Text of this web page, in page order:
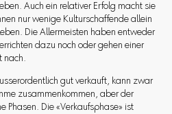
Auch ein relativer Erfolg macht sie
nur wenige Kulturschaffende allein
Die Allermeisten haben entweder
dazu noch oder gehen einer
nach.
gut verkauft, kann zwar
zusammenkommen, aber der
Phasen. Die «Verkaufsphase» ist